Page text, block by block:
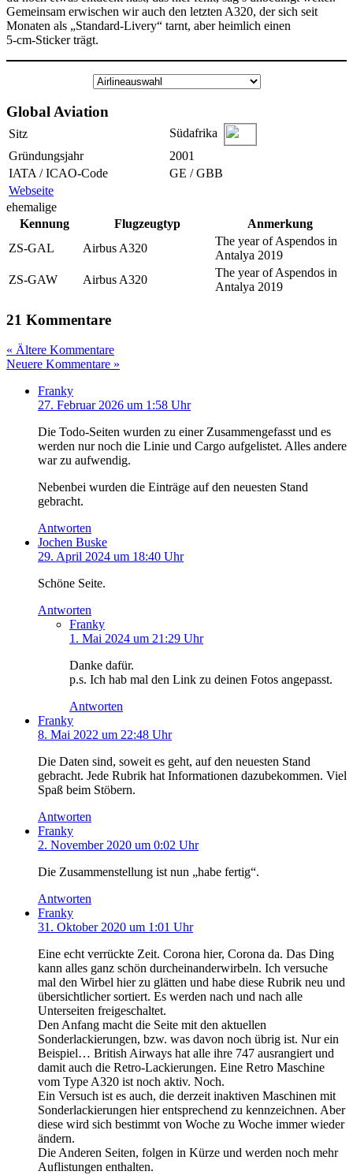
Gemeinsam erwischen wir auch den letzten A320, der sich seit
Monaten als „Standard-Livery“ tarnt, aber heimlich einen
5‑cm‑Sticker trägt.
Global Aviation
Sitz
Südafrika
Gründungsjahr
2001
IATA / ICAO-Code
GE / GBB
Webseite
ehemalige
Kennung
Flugzeugtyp
Anmerkung
ZS-GAL
Airbus A320
The year of Aspendos in
Antalya 2019
ZS-GAW
Airbus A320
The year of Aspendos in
Antalya 2019
21 Kommentare
« Ältere Kommentare
Neuere Kommentare »
Franky
27. Februar 2026 um 1:58 Uhr
Die Todo-Seiten wurden zu einer Zusammengefasst und es
werden nur noch die Linie und Cargo aufgelistet. Alles andere
war zu aufwendig.
Nebenbei wurden die Einträge auf den neuesten Stand
gebracht.
Antworten
Jochen Buske
29. April 2024 um 18:40 Uhr
Schöne Seite.
Antworten
Franky
1. Mai 2024 um 21:29 Uhr
Danke dafür.
p.s. Ich hab mal den Link zu deinen Fotos angepasst.
Antworten
Franky
8. Mai 2022 um 22:48 Uhr
Die Daten sind, soweit es geht, auf den neuesten Stand
gebracht. Jede Rubrik hat Informationen dazubekommen. Viel
Spaß beim Stöbern.
Antworten
Franky
2. November 2020 um 0:02 Uhr
Die Zusammenstellung ist nun „habe fertig“.
Antworten
Franky
31. Oktober 2020 um 1:01 Uhr
Eine echt verrückte Zeit. Corona hier, Corona da. Das Ding
kann alles ganz schön durcheinanderwirbeln. Ich versuche
mal den Wirbel hier zu glätten und habe diese Rubrik neu und
übersichtlicher sortiert. Es werden nach und nach alle
Unterseiten freigeschaltet.
Den Anfang macht die Seite mit den aktuellen
Sonderlackierungen, bzw. was davon noch übrig ist. Nur ein
Beispiel… British Airways hat alle ihre 747 ausrangiert und
damit auch die Retro-Lackierungen. Eine Retro Maschine
vom Type A320 ist noch aktiv. Noch.
Ein Versuch ist es auch, die derzeit inaktiven Maschinen mit
Sonderlackierungen hier entsprechend zu kennzeichnen. Aber
diese wird sich bestimmt von Woche zu Woche immer wieder
ändern.
Die Anderen Seiten, folgen in Kürze und werden noch mehr
Auflistungen enthalten.